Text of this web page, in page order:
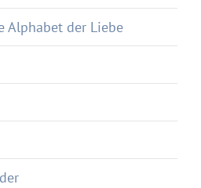
Alphabet der Liebe